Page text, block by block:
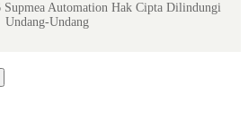
Automation Hak Cipta Dilindungi
Undang-Undang